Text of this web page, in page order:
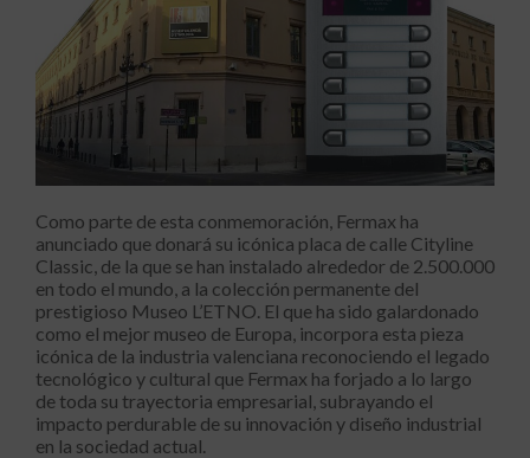
Como parte de esta conmemoración, Fermax ha
anunciado que donará su icónica placa de calle Cityline
Classic, de la que se han instalado alrededor de 2.500.000
en todo el mundo, a la colección permanente del
prestigioso Museo L’ETNO. El que ha sido galardonado
como el mejor museo de Europa, incorpora esta pieza
icónica de la industria valenciana reconociendo el legado
tecnológico y cultural que Fermax ha forjado a lo largo
de toda su trayectoria empresarial, subrayando el
impacto perdurable de su innovación y diseño industrial
en la sociedad actual.